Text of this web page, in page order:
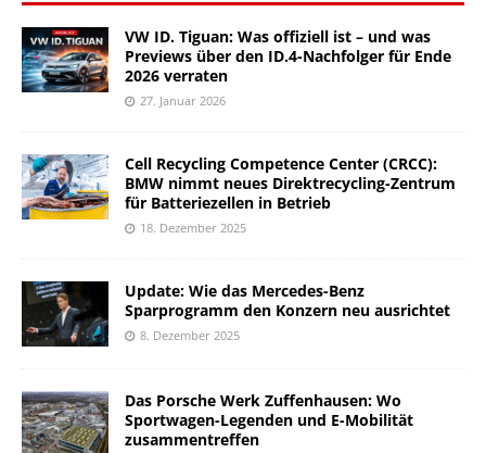
VW ID. Tiguan: Was offiziell ist – und was
Previews über den ID.4-Nachfolger für Ende
2026 verraten
27. Januar 2026
Cell Recycling Competence Center (CRCC):
BMW nimmt neues Direktrecycling-Zentrum
für Batteriezellen in Betrieb
18. Dezember 2025
Update: Wie das Mercedes-Benz
Sparprogramm den Konzern neu ausrichtet
8. Dezember 2025
Das Porsche Werk Zuffenhausen: Wo
Sportwagen-Legenden und E-Mobilität
zusammentreffen